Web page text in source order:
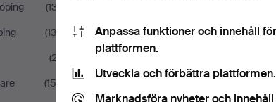
(137)
(132)
(27)
(152)
FISKERULLAR. 3 st,
Record, A.B Urfabriken …
Klubbades 1 jun 2023
Anpassa funktioner och innehåll
plattformen.
Utveckla och förbättra plattformen.
Marknadsföra nyheter och